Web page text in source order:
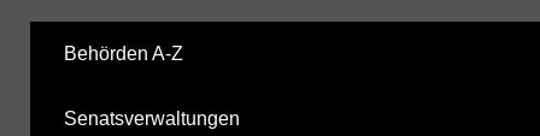
Behörden A-Z
Senatsverwaltungen